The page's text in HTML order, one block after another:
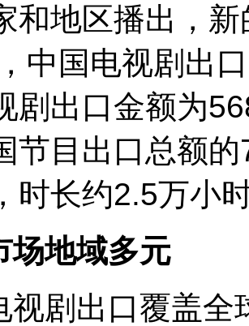
和地区播出，
中国电视剧出
剧出口金额为
节目出口总额
时长约2.5万小
场地域多元
视剧出口覆盖